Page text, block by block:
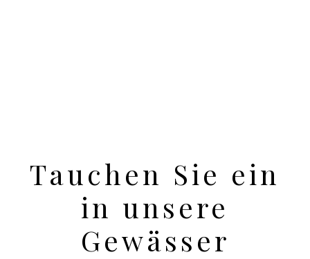
Tauchen Sie ein
in unsere
Gewässer